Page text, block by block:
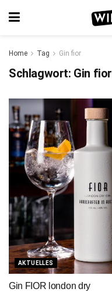
Home Tag Gin fior
Schlagwort: Gin fior
AKTUELLES
Gin FIOR london dry